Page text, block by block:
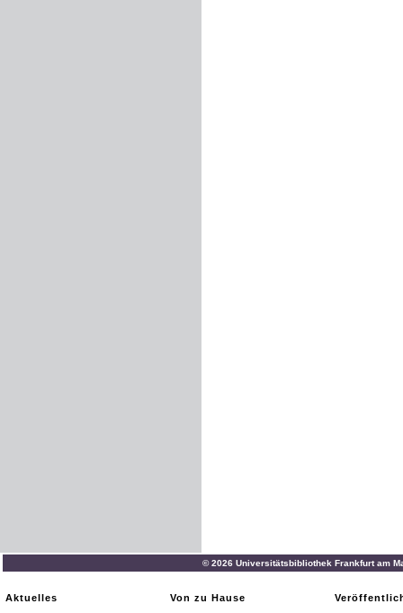
© 2026 Universitätsbibliothek Frankfurt am
Aktuelles
Von zu Hause